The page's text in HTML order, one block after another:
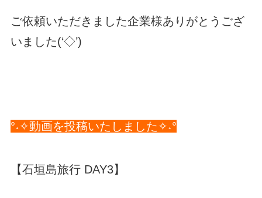
ご依頼いただきました企業様ありがとうござ
いました(‘◇’)ゞ
°˖✧動画を投稿いたしました✧˖°
【石垣島旅行 DAY3】